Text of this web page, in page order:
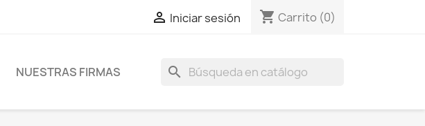
 Iniciar sesión shopping_cart Carrito (0)
NUESTRAS FIRMAS search